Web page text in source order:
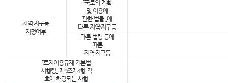
지역·지구등
지정여부
「국토의 계획
및 이용에
관한 법률 」에
따른 지역·지구등
다른 법령 등에
따른
지역·지구등
「토지이용규제 기본법
시행령」 제9조제4항 각
호에 해당되는 사항